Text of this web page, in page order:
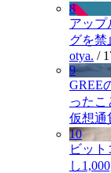
8
アップ
グを禁
otya. /
9
GREE
ったこ
仮想通
10
ビッ
し